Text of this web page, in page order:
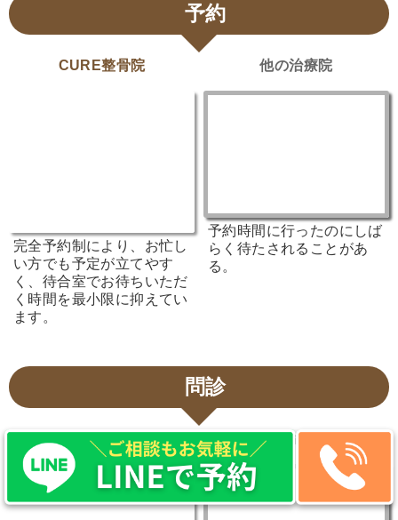
予約
CURE整骨院
完全予約制により、お忙し
い方でも予定が立てやす
く、待合室でお待ちいただ
く時間を最小限に抑えてい
ます。
他の治療院
予約時間に行ったのにしば
らく待たされることがあ
る。
問診
CURE整骨院 他の治療院